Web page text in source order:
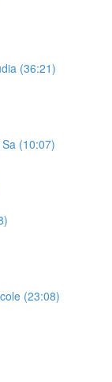
(36:21)
(10:07)
(23:08)